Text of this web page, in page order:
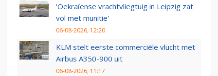
'Oekraïense vrachtvliegtuig in Leipzig zat
vol met munitie'
06-08-2026, 12:20
KLM stelt eerste commerciële vlucht met
Airbus A350-900 uit
06-08-2026, 11:17